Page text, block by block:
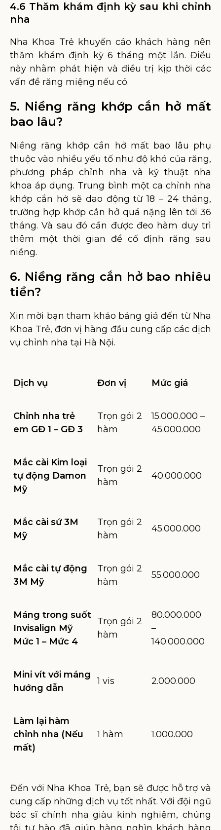
4.6 Thăm khám định kỳ sau khi chỉnh
nha
Nha Khoa Trẻ khuyến cáo khách hàng nên
thăm khám định kỳ 6 tháng một lần. Điều
này nhằm phát hiện và điều trị kịp thời các
vấn đề răng miệng nếu có.
5. Niềng răng khớp cắn hở mất
bao lâu?
Niềng răng khớp cắn hở mất bao lâu phụ
thuộc vào nhiều yếu tố như độ khó của răng,
phương pháp chỉnh nha và kỹ thuật nha
khoa áp dụng. Trung bình một ca chỉnh nha
khớp cắn hở sẽ dao động từ 18 – 24 tháng,
trường hợp khớp cắn hở quá nặng lên tới 36
tháng. Và sau đó cần được đeo hàm duy trì
thêm một thời gian để cố định răng sau
niềng.
6. Niềng răng cắn hở bao nhiêu
tiền?
Xin mời bạn tham khảo bảng giá đến từ Nha
Khoa Trẻ, đơn vị hàng đầu cung cấp các dịch
vụ chỉnh nha tại Hà Nội.
Dịch vụ Đơn vị Mức giá
Chỉnh nha trẻ
em GĐ 1 – GĐ 3
Trọn gói 2
hàm
15.000.000 –
45.000.000
Mắc cài Kim loại
tự động Damon
Mỹ
Trọn gói 2
hàm
40.000.000
Mắc cài sứ 3M
Mỹ
Trọn gói 2
hàm
45.000.000
Mắc cài tự động
3M Mỹ
Trọn gói 2
hàm
55.000.000
Máng trong suốt
Invisalign Mỹ
Mức 1 – Mức 4
Trọn gói 2
hàm
80.000.000
–
140.000.000
Mini vít với máng
hướng dẫn
1 vis 2.000.000
Làm lại hàm
chỉnh nha (Nếu
mất)
1 hàm 1.000.000
Đến với Nha Khoa Trẻ, bạn sẽ được hỗ trợ và
cung cấp những dịch vụ tốt nhất. Với đội ngũ
bác sĩ chỉnh nha giàu kinh nghiệm, chúng